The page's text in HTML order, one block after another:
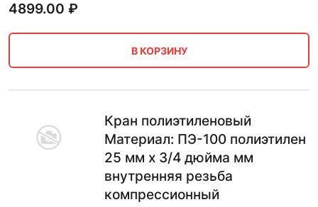
4899.00 ₽
В КОРЗИНУ
Кран полиэтиленовый
Материал: ПЭ-100 полиэтилен
25 мм х 3/4 дюйма мм
внутренняя резьба
компрессионный